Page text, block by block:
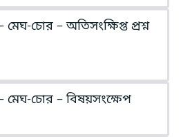
মেঘ-চোর – অতিসংক্ষিপ্ত প্রশ্ন
– মেঘ-চোর – বিষয়সংক্ষেপ